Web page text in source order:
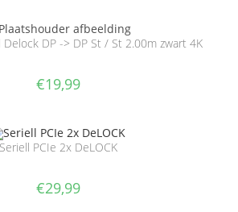
Delock DP -> DP St / St 2.00m zwart 4K
€19,99
Seriell PCIe 2x DeLOCK
€29,99